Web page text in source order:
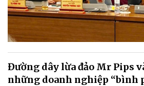
Đường dây lừa đảo Mr Pips
những doanh nghiệp “bình